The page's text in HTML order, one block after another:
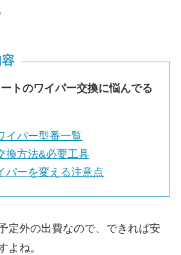
ートのワイパー交換に悩んでる
イパー型番一覧
換方法&必要工具
パーを変える注意点
定外の出費なので、できれば安
よね。